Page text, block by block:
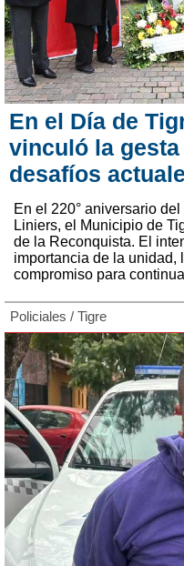
En el Día de
vinculó la
desafíos
En el 220° aniversario
Liniers, el Municipio de
de la Reconquista. El
importancia de la unidad,
compromiso para
Policiales / Tigre